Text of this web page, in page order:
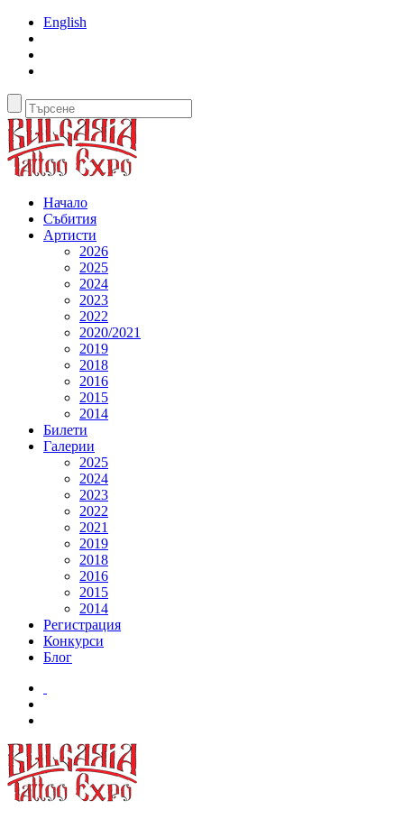
English
Начало
Събития
Артисти
2026
2025
2024
2023
2022
2020/2021
2019
2018
2016
2015
2014
Билети
Галерии
2025
2024
2023
2022
2021
2019
2018
2016
2015
2014
Регистрация
Конкурси
Блог